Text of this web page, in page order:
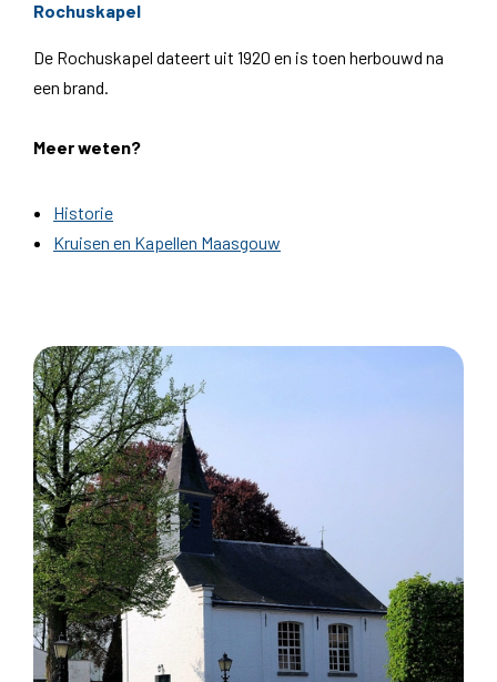
Rochuskapel
De Rochuskapel dateert uit 1920 en is toen herbouwd na
een brand.
Meer weten?
Historie
Kruisen en Kapellen Maasgouw